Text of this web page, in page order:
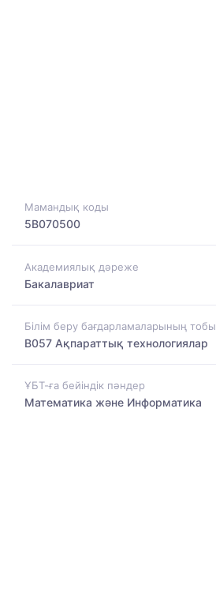
Мамандық коды
5B070500
Академиялық дәреже
Бакалавриат
Білім беру бағдарламаларының тобы
B057 Ақпараттық технологиялар
ҰБТ-ға бейіндік пәндер
Математика және Информатика